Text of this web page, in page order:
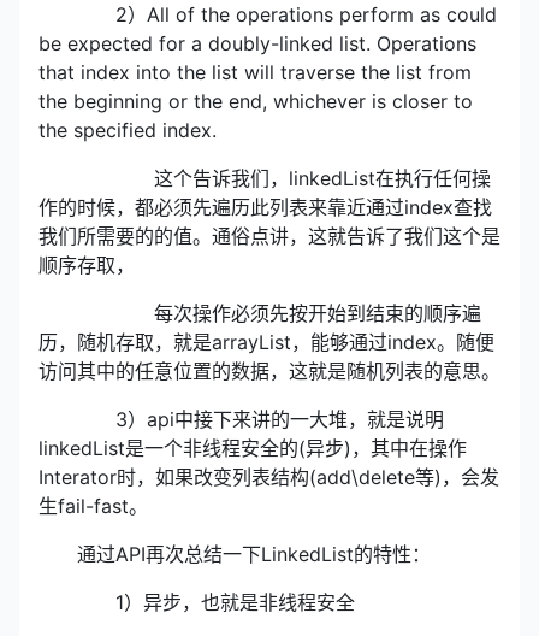
2）All of the operations perform as could
be expected for a doubly-linked list. Operations
that index into the list will traverse the list from
the beginning or the end, whichever is closer to
the specified index.
这个告诉我们，linkedList在执行任何操
作的时候，都必须先遍历此列表来靠近通过index查找
我们所需要的的值。通俗点讲，这就告诉了我们这个是
顺序存取，
每次操作必须先按开始到结束的顺序遍
历，随机存取，就是arrayList，能够通过index。随便
访问其中的任意位置的数据，这就是随机列表的意思。
3）api中接下来讲的一大堆，就是说明
linkedList是一个非线程安全的(异步)，其中在操作
Interator时，如果改变列表结构(add\delete等)，会发
生fail-fast。
通过API再次总结一下LinkedList的特性：
1）异步，也就是非线程安全